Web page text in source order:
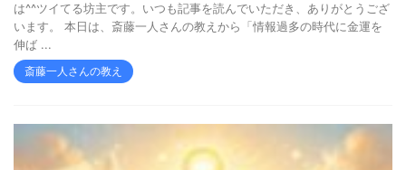
は^^ツイてる坊主です。いつも記事を読んでいただき、ありがとうござ
います。 本日は、斎藤一人さんの教えから「情報過多の時代に金運を
伸ば ...
斎藤一人さんの教え